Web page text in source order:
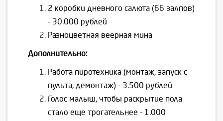
2 коробки дневного салюта (66 залпов)
- 30.000 рублей
Разноцветная веерная мина
Дополнительно:
Работа пиротехника (монтаж, запуск с
пульта, демонтаж) - 3.500 рублей
Голос малыш, чтобы раскрытие пола
стало еще трогательнее - 1.000